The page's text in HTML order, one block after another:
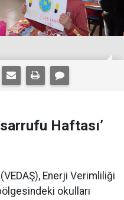
Haftası’
Enerji Verimliliği
okulları